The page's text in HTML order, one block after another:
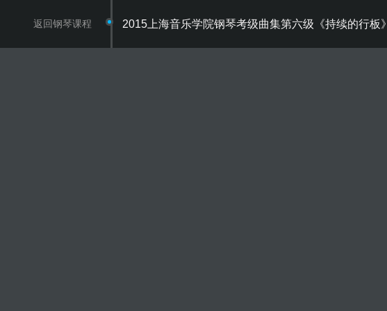
返回钢琴课程 2015上海音乐学院钢琴考级曲集第六级《持续的行板》